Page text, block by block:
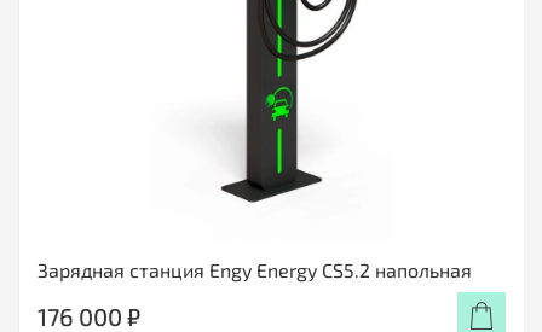
Зарядная станция Engy Energy CS5.2 напольная
176 000 ₽